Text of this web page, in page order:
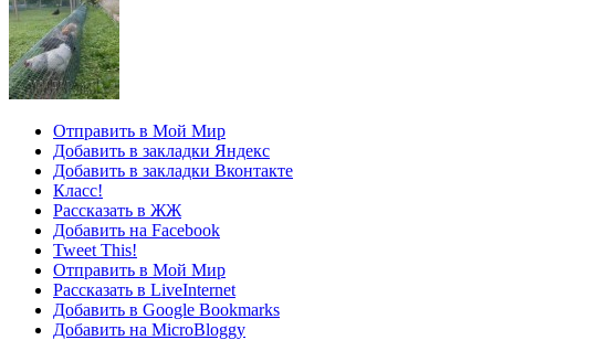
Отправить в Мой Мир
Добавить в закладки Яндекс
Добавить в закладки Вконтакте
Класс!
Рассказать в ЖЖ
Добавить на Facebook
Tweet This!
Отправить в Мой Мир
Рассказать в LiveInternet
Добавить в Google Bookmarks
Добавить на MicroBloggy